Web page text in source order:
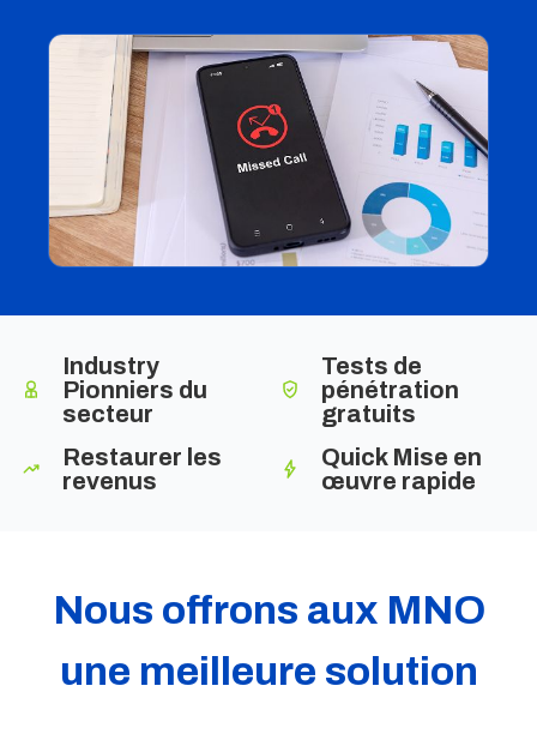
Industry
Pionniers du
secteur
Tests de
pénétration
gratuits
Restaurer les
revenus
Quick Mise en
œuvre rapide
Nous offrons aux MNO
une meilleure solution